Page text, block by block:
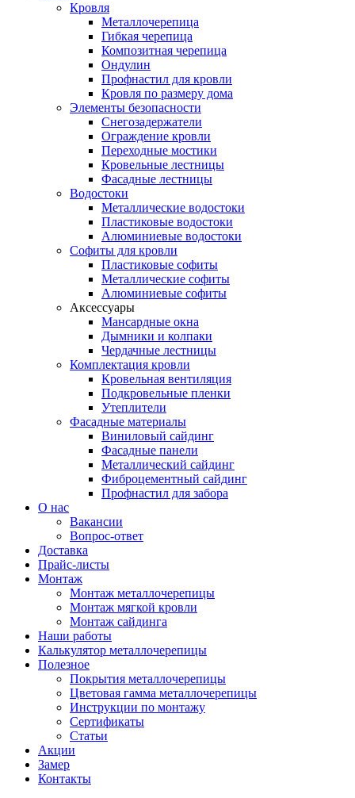
Кровля
Металлочерепица
Гибкая черепица
Композитная черепица
Ондулин
Профнастил для кровли
Кровля по размеру дома
Элементы безопасности
Снегозадержатели
Ограждение кровли
Переходные мостики
Кровельные лестницы
Фасадные лестницы
Водостоки
Металлические водостоки
Пластиковые водостоки
Алюминиевые водостоки
Софиты для кровли
Пластиковые софиты
Металлические софиты
Алюминиевые софиты
Аксессуары
Мансардные окна
Дымники и колпаки
Чердачные лестницы
Комплектация кровли
Кровельная вентиляция
Подкровельные пленки
Утеплители
Фасадные материалы
Виниловый сайдинг
Фасадные панели
Металлический сайдинг
Фиброцементный сайдинг
Профнастил для забора
О нас
Вакансии
Вопрос-ответ
Доставка
Прайс-листы
Монтаж
Монтаж металлочерепицы
Монтаж мягкой кровли
Монтаж сайдинга
Наши работы
Калькулятор металлочерепицы
Полезное
Покрытия металлочерепицы
Цветовая гамма металлочерепицы
Инструкции по монтажу
Сертификаты
Статьи
Акции
Замер
Контакты